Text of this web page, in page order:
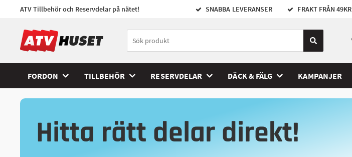
ATV Tillbehör och Reservdelar på nätet! SNABBA LEVERANSER FRAKT FRÅN 49KR
FORDON TILLBEHÖR RESERVDELAR DÄCK & FÄLG KAMPANJER
Hitta rätt delar direkt!